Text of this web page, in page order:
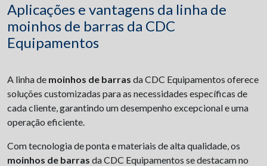
Aplicações e vantagens da linha de
moinhos de barras da CDC
Equipamentos
A linha de moinhos de barras da CDC Equipamentos oferece
soluções customizadas para as necessidades específicas de
cada cliente, garantindo um desempenho excepcional e uma
operação eficiente.
Com tecnologia de ponta e materiais de alta qualidade, os
moinhos de barras da CDC Equipamentos se destacam no